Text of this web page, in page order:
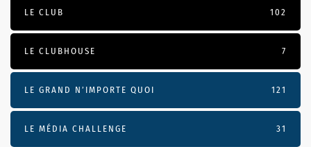
LE CLUB 102
LE CLUBHOUSE 7
LE GRAND N’IMPORTE QUOI 121
LE MÉDIA CHALLENGE 31